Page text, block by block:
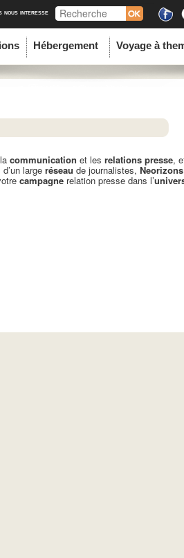
nous interesse Recherche
Hébergement Voyage à
lacommunication et lesrelations presse,
largeréseau de journalistes,Neorizons
campagne relation presse dans l’